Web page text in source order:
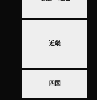
近畿
四国